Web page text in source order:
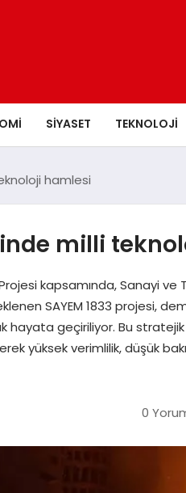
SIYASET TEKNOLOJI
hamlesi
milli
kapsamında, Sanayi ve
SAYEM 1833 projesi,
hayata geçiriliyor. Bu
yüksek verimlilik, düşük
0